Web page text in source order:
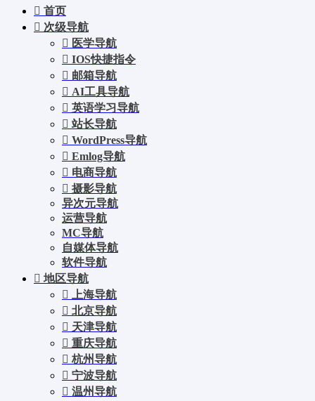
首页
次级导航
医学导航
IOS快捷指令
邮箱导航
AI工具导航
英语学习导航
站长导航
WordPress导航
Emlog导航
电商导航
摄影导航
异次元导航
运营导航
MC导航
自媒体导航
软件导航
地区导航
上海导航
北京导航
天津导航
重庆导航
杭州导航
宁波导航
温州导航